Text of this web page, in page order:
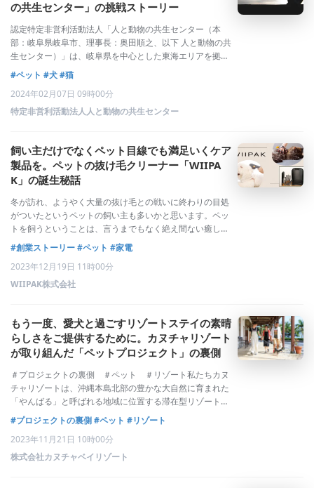
の共生センター」の挑戦ストーリー
認定特定非営利活動法人「人と動物の共生センター（本
部：岐阜県岐阜市、理事長：奥田順之、以下 人と動物の共
生センター）」は、岐阜県を中心とした東海エリアを拠点
に、2012年の設立当初より、殺処分問題をはじめとした
“人と動物の共生”にまつわる以下の社会課題の解決に取り
組んでいます。- 適正飼育の普及-
#ペット #犬#猫
2024年02月07日 09時00分
特定非営利活動法人人と動物の共生センター
飼い主だけでなくペット目線でも満足いくケア
製品を。ペットの抜け毛クリーナー「WIIPA
K」の誕生秘話
冬が訪れ、ようやく大量の抜け毛との戦いに終わりの目処
がついたというペットの飼い主も多いかと思います。ペッ
トを飼うということは、言うまでもなく絶え間ない癒しを
もたらしますが、同時に換毛期などの悩みも同伴します。
市場には多くのペット用品が溢れていますが、実際に満足
度の高い製品に出会うために、飼い主は多く
#創業ストーリー#ペット #家電
2023年12月19日 11時00分
WIIPAK株式会社
もう一度、愛犬と過ごすリゾートステイの素晴
らしさをご提供するために。カヌチャリゾート
が取り組んだ「ペットプロジェクト」の裏側
＃プロジェクトの裏側 ＃ペット ＃リゾート私たちカヌ
チャリゾートは、沖縄本島北部の豊かな大自然に育まれた
「やんばる」と呼ばれる地域に位置する滞在型リゾート施
設です。沖縄本島では類を見ない約80万坪（東京ドーム60
個分）という広大な土地に、全室約50平米以上の広い客室
を抱えた8スタイルのホテル棟、バラ
#プロジェクトの裏側#ペット #リゾート
2023年11月21日 10時00分
株式会社カヌチャベイリゾート